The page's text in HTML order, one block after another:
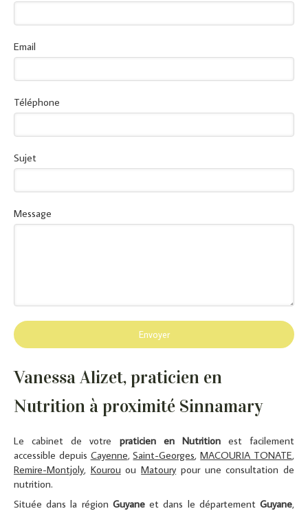
Email
Téléphone
Sujet
Message
Envoyer
Vanessa Alizet, praticien en
Nutrition à proximité Sinnamary
Le cabinet de votre praticien en Nutritionest facilement
accessible depuis Cayenne,Saint-Georges,MACOURIA TONATE,
Remire-Montjoly, Kourou ouMatoury pour une consultation de
nutrition.
Située dans la région Guyaneet dans le départementGuyane,